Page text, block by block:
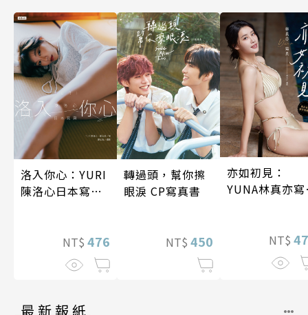
洛入你心：YURI
陳洛心日本寫真
NT$ 476
轉過頭，幫你擦
眼淚 CP寫真書
NT$ 450
亦如初見：
YUNA林真亦寫
NT$
最新報紙